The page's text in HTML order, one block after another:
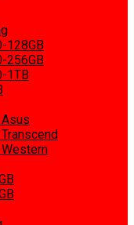
128GB
256GB
1TB